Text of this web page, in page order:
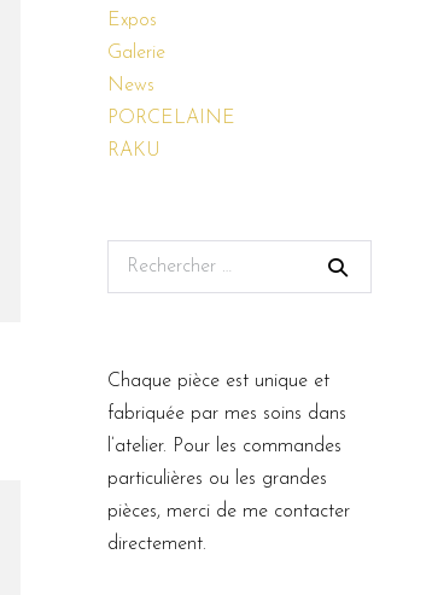
Expos
Galerie
News
PORCELAINE
RAKU
Chaque pièce est unique et
fabriquée par mes soins dans
l’atelier. Pour les commandes
particulières ou les grandes
pièces, merci de me contacter
directement.